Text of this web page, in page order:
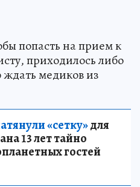
попасть на прием к
приходилось либо
ждать медиков из
«сетку»для
13 лет тайно
гостей